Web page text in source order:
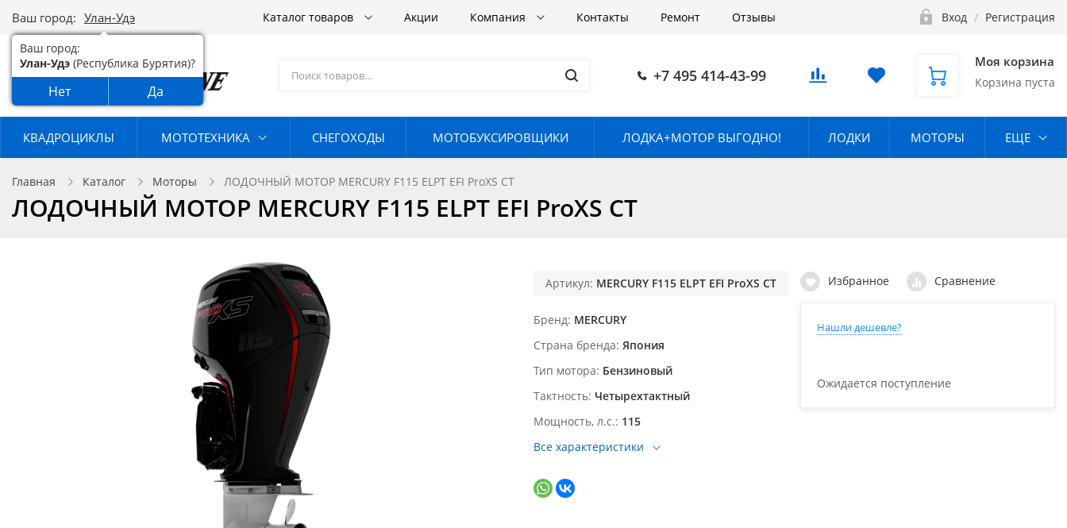
Ваш город: Улан-Удэ
Ваш город:
Улан-Удэ (Республика Бурятия)?
Нет Да
Каталог товаров Акции Компания Контакты Ремонт Отзывы Вход / Регистрация
+7 495 414-43-99
Моя корзина
Корзина пуста
КВАДРОЦИКЛЫ МОТОТЕХНИКА СНЕГОХОДЫ МОТОБУКСИРОВЩИКИ ЛОДКА+МОТОР ВЫГОДНО! ЛОДКИ МОТОРЫ ЕЩЕ
Главная Каталог Моторы ЛОДОЧНЫЙ МОТОР MERCURY F115 ELPT EFI ProXS CT
ЛОДОЧНЫЙ МОТОР MERCURY F115 ELPT EFI ProXS CT
Артикул: MERCURY F115 ELPT EFI ProXS CT
Бренд MERCURY
Страна бренда Япония
Тип мотора Бензиновый
Тактность Четырехтактный
Мощность, л.с. 115
Все характеристики
Избранное Сравнение
Нашли дешевле?
Ожидается поступление